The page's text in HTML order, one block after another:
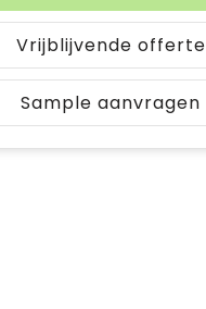
Vrijblijvende offerte
Sample aanvragen